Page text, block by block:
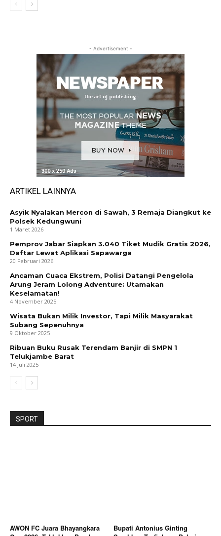
- Advertisement -
ARTIKEL LAINNYA
Asyik Nyalakan Mercon di Sawah, 3 Remaja Diangkut ke
Polsek Kedungwuni
1 Maret 2026
Pemprov Jabar Siapkan 3.040 Tiket Mudik Gratis 2026,
Daftar Lewat Aplikasi Sapawarga
20 Februari 2026
Ancaman Cuaca Ekstrem, Polisi Datangi Pengelola
Arung Jeram Lolong Adventure: Utamakan
Keselamatan!
4 November 2025
Wisata Bukan Milik Investor, Tapi Milik Masyarakat
Subang Sepenuhnya
9 Oktober 2025
Ribuan Buku Rusak Terendam Banjir di SMPN 1
Telukjambe Barat
14 Juli 2025
SPORT
AWON FC Juara Bhayangkara
Bupati Antonius Ginting